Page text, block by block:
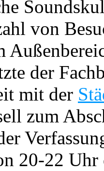
von
der
mit der
zum
20-22 Uhr